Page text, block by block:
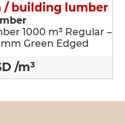
/ building lumber
1000 m³ Regular –
Green Edged
/m³